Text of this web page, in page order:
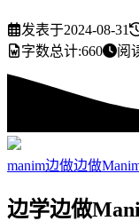
发表于2024-08-31
字数总计:660 阅
manim边做边做
边学边做